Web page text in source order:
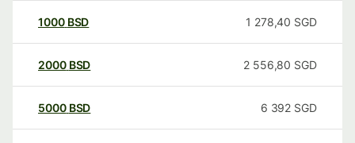
1000 BSD 1 278,40 SGD
2000 BSD 2 556,80 SGD
5000 BSD 6 392 SGD